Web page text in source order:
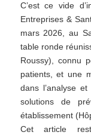
C’est ce vide
Entreprises &
mars 2026, au
table ronde
Roussy), connu
patients, et une
dans l’analyse
solutions de
établissement
Cet article